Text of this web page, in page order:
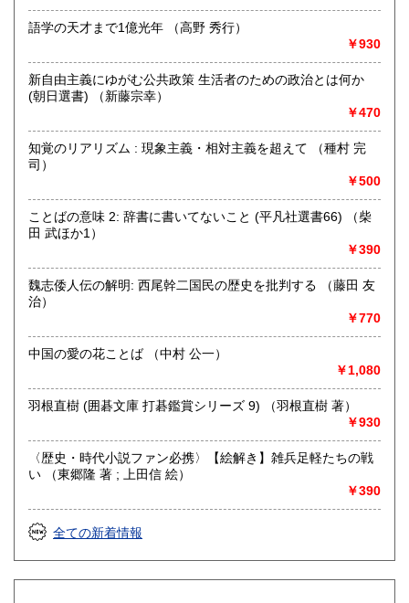
不死鳥BOOKSでは、書籍だけでなくCD、DVD、レコード、
ゲーム、おもちゃ、骨董品まであらゆるものの買い取りがで
きます。店主が、日本全国買取にお伺いいたします。お気軽
取り扱い分野
国書、サブカルチャー、古書一般（その他）
オールジャンル
語学の天才まで1億光年 （高野 秀行）
￥930
新自由主義にゆがむ公共政策 生活者のための政治とは何か
(朝日選書) （新藤宗幸）
￥470
知覚のリアリズム : 現象主義・相対主義を超えて （種村 完
司）
￥500
ことばの意味 2: 辞書に書いてないこと (平凡社選書66) （柴
田 武ほか1）
￥390
魏志倭人伝の解明: 西尾幹二国民の歴史を批判する （藤田 友
治）
￥770
中国の愛の花ことば （中村 公一）
￥1,080
羽根直樹 (囲碁文庫 打碁鑑賞シリーズ 9) （羽根直樹 著）
￥930
〈歴史・時代小説ファン必携〉【絵解き】雑兵足軽たちの戦
い （東郷隆 著 ; 上田信 絵）
￥390
全ての新着情報